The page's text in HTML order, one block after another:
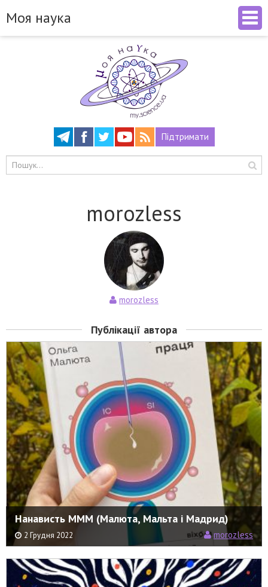
Підтримати
Моя наука
morozless
morozless
Публікації автора
Нанависть МММ (Малюта, Мальта і Мадрид)
2 Грудня 2022 morozless